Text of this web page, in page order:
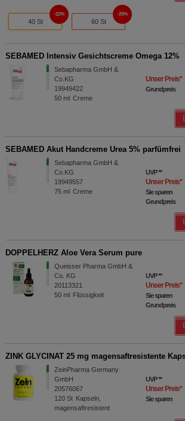
40 St
22%
60 St
20%
SEBAMED Intensiv Gesichtscreme Omega 12%
Sebapharma GmbH &
Co.KG
19949422
50 ml Creme
Unser Preis*
Grundpreis
SEBAMED Akut Handcreme Urea 5% parfümfrei
Sebapharma GmbH &
Co.KG
19949557
75 ml Creme
UVP**
Unser Preis*
Sie sparen
Grundpreis
DOPPELHERZ Aloe Vera Serum pure
Queisser Pharma GmbH &
Co. KG
20113321
50 ml Flüssigkeit
UVP**
Unser Preis*
Sie sparen
Grundpreis
ZINK GLYCINAT 25 mg magensaftresistente
ZeinPharma Germany
GmbH
20576067
120 St Kapseln,
magensaftresistent
UVP**
Unser Preis*
Sie sparen